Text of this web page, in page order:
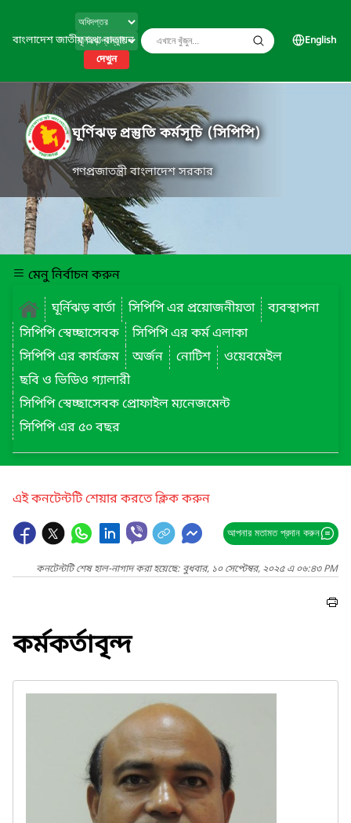
বাংলাদেশ জাতীয় তথ্য বাতায়ন
দেখুন
English
ঘূর্ণিঝড় প্রস্তুতি কর্মসূচি (সিপিপি)
গণপ্রজাতন্ত্রী বাংলাদেশ সরকার
মেনু নির্বাচন করুন
ঘূর্নিঝড় বার্তা
সিপিপি এর প্রয়োজনীয়তা
ব্যবস্থাপনা
সিপিপি স্বেচ্ছাসেবক
সিপিপি এর কর্ম এলাকা
সিপিপি এর কার্যক্রম
অর্জন নোটিশ
ওয়েবমেইল
ছবি ও ভিডিও গ্যালারী
সিপিপি স্বেচ্ছাসেবক প্রোফাইল ম্যনেজমেন্ট
সিপিপি এর ৫০ বছর
এই কনটেন্টটি শেয়ার করতে ক্লিক করুন
আপনার মতামত প্রদান করুন
কনটেন্টটি শেষ হাল-নাগাদ করা হয়েছে: বুধবার, ১০ সেপ্টেম্বর, ২০২৫ এ ০৬:৪৩ PM
কর্মকর্তাবৃন্দ